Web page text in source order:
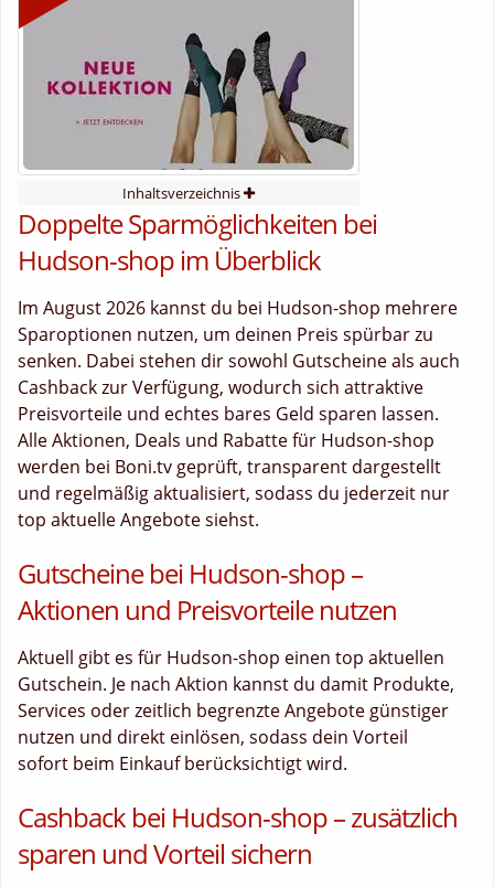
Inhaltsverzeichnis
Doppelte Sparmöglichkeiten bei
Hudson-shop im Überblick
Im August 2026 kannst du bei Hudson-shop mehrere
Sparoptionen nutzen, um deinen Preis spürbar zu
senken. Dabei stehen dir sowohl Gutscheine als auch
Cashback zur Verfügung, wodurch sich attraktive
Preisvorteile und echtes bares Geld sparen lassen.
Alle Aktionen, Deals und Rabatte für Hudson-shop
werden bei Boni.tv geprüft, transparent dargestellt
und regelmäßig aktualisiert, sodass du jederzeit nur
top aktuelle Angebote siehst.
Gutscheine bei Hudson-shop –
Aktionen und Preisvorteile nutzen
Aktuell gibt es für Hudson-shop einen top aktuellen
Gutschein. Je nach Aktion kannst du damit Produkte,
Services oder zeitlich begrenzte Angebote günstiger
nutzen und direkt einlösen, sodass dein Vorteil
sofort beim Einkauf berücksichtigt wird.
Cashback bei Hudson-shop – zusätzlich
sparen und Vorteil sichern